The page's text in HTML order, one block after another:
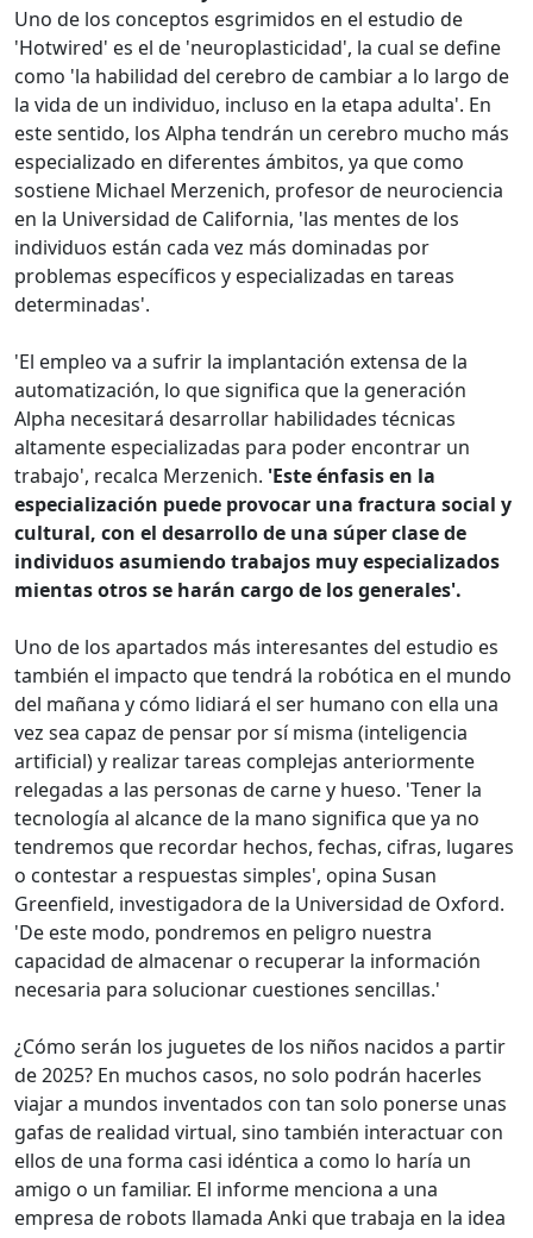
Uno de los conceptos esgrimidos en el estudio de
'Hotwired' es el de 'neuroplasticidad', la cual se define
como 'la habilidad del cerebro de cambiar a lo largo de
la vida de un individuo, incluso en la etapa adulta'. En
este sentido, los Alpha tendrán un cerebro mucho más
especializado en diferentes ámbitos, ya que como
sostiene Michael Merzenich, profesor de neurociencia
en la Universidad de California, 'las mentes de los
individuos están cada vez más dominadas por
problemas específicos y especializadas en tareas
determinadas'.
'El empleo va a sufrir la implantación extensa de la
automatización, lo que significa que la generación
Alpha necesitará desarrollar habilidades técnicas
altamente especializadas para poder encontrar un
trabajo', recalca Merzenich. 'Este énfasis en la
especialización puede provocar una fractura social y
cultural, con el desarrollo de una súper clase de
individuos asumiendo trabajos muy especializados
mientas otros se harán cargo de los generales'.
Uno de los apartados más interesantes del estudio es
también el impacto que tendrá la robótica en el mundo
del mañana y cómo lidiará el ser humano con ella una
vez sea capaz de pensar por sí misma (inteligencia
artificial) y realizar tareas complejas anteriormente
relegadas a las personas de carne y hueso. 'Tener la
tecnología al alcance de la mano significa que ya no
tendremos que recordar hechos, fechas, cifras, lugares
o contestar a respuestas simples', opina Susan
Greenfield, investigadora de la Universidad de Oxford.
'De este modo, pondremos en peligro nuestra
capacidad de almacenar o recuperar la información
necesaria para solucionar cuestiones sencillas.'
¿Cómo serán los juguetes de los niños nacidos a partir
de 2025? En muchos casos, no solo podrán hacerles
viajar a mundos inventados con tan solo ponerse unas
gafas de realidad virtual, sino también interactuar con
ellos de una forma casi idéntica a como lo haría un
amigo o un familiar. El informe menciona a una
empresa de robots llamada Anki que trabaja en la idea